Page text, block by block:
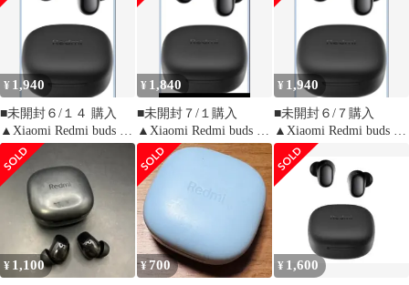
¥ 1,940
■未開封６/１４ 購入
▲Xiaomi Redmi buds 6
Play ★黒
¥ 1,840
■未開封７/１購入
▲Xiaomi Redmi buds 6
Play ★黒
¥ 1,940
■未開封６/７購入
▲Xiaomi Redmi buds 6
Play★黒
¥ 1,100 ¥700 ¥ 1,600